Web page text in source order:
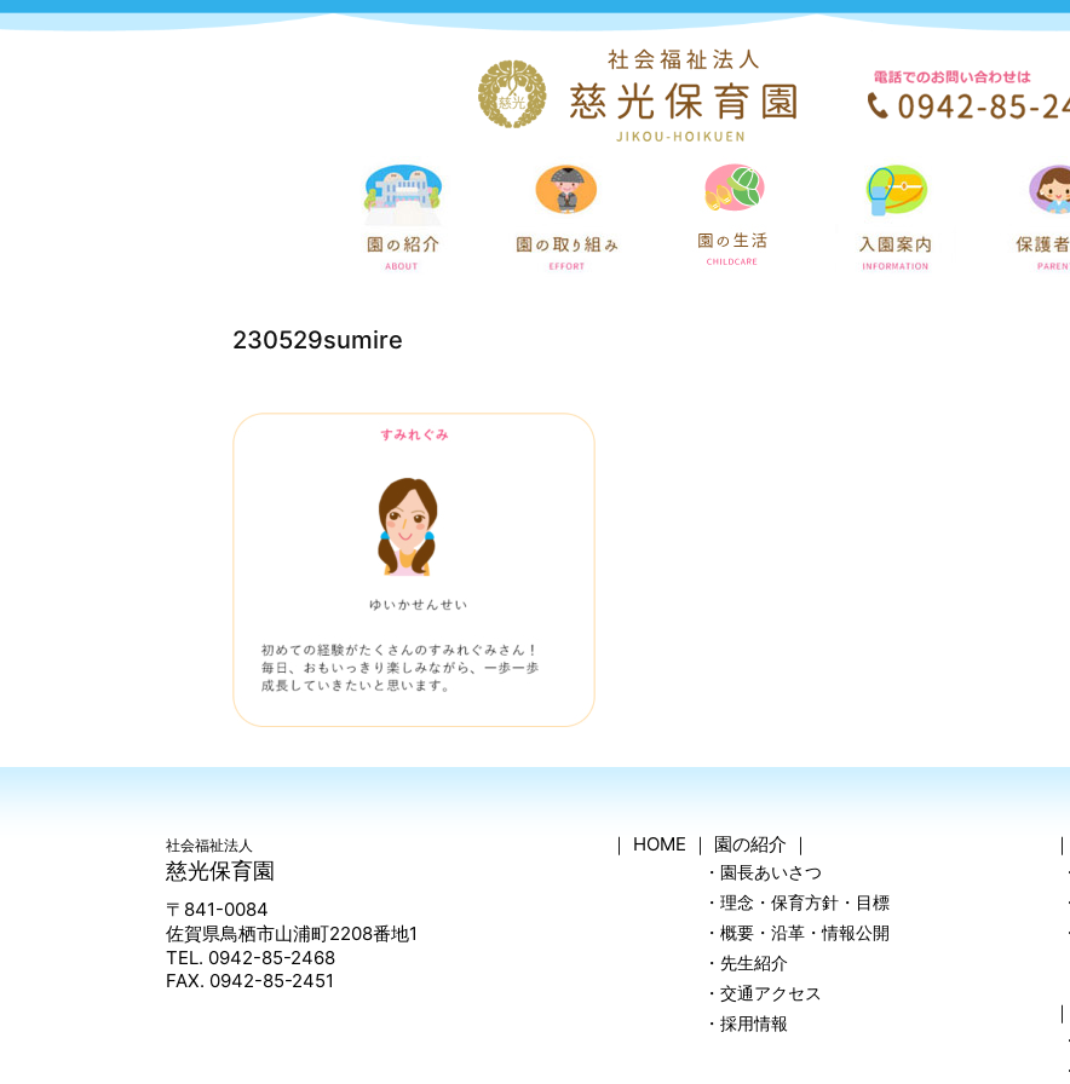
230529sumire
社会福祉法人
慈光保育園
〒841-0084
佐賀県鳥栖市山浦町2208番地1
TEL. 0942-85-2468
FAX. 0942-85-2451
｜ HOME ｜ 園の紹介 ｜
・園長あいさつ
・理念・保育方針・目標
・概要・沿革・情報公開
・先生紹介
・交通アクセス
・採用情報
｜